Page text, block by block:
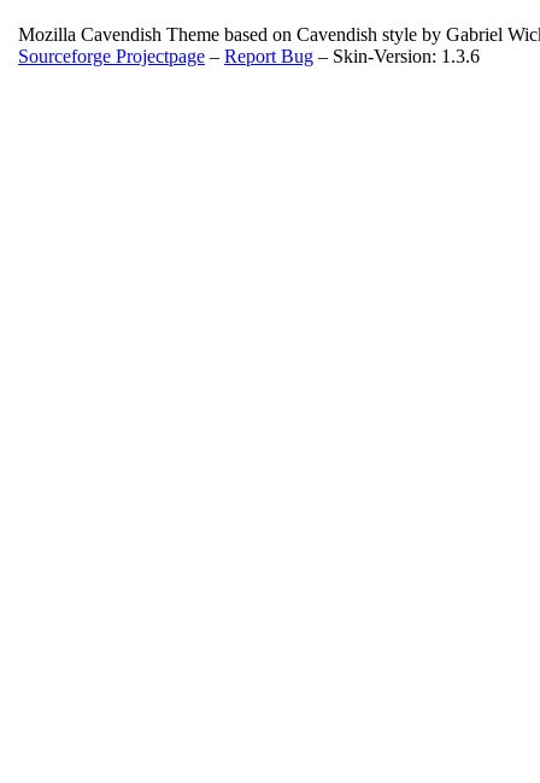
Mozilla Cavendish Theme based on Cavendish style by Gabriel
Sourceforge Projectpage – Report Bug – Skin-Version: 1.3.6